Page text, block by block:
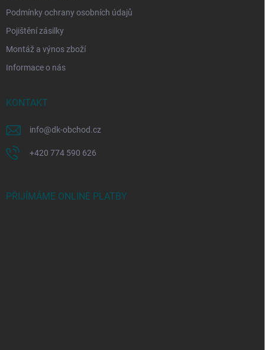
Podmínky ochrany osobních údajů
Pojištění zásilky
Montáž a výnos zboží
Informace o nás
KONTAKT
info@dk-obchod.cz
+420 774 590 626
PŘIJÍMÁME ONLINE PLATBY